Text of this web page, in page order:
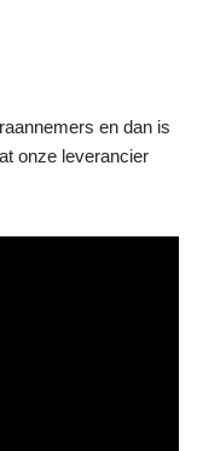
en dan is
onze leverancier